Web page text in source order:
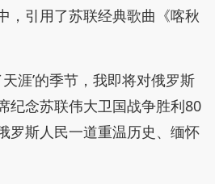
，引用了苏联经典歌曲《喀秋
涯’的季节，我即将对俄罗斯
纪念苏联伟大卫国战争胜利80
罗斯人民一道重温历史、缅怀